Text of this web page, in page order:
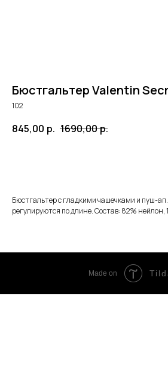
Бюстгальтер Valentin
102
845,00 р. 1690,00р.
Бюстгальтер с гладкими чашечками и пуш-
регулируются по длине. Состав: 82% нейлон,
Made on